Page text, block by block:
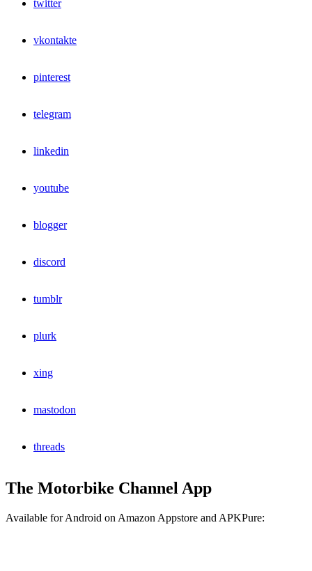
twitter
vkontakte
pinterest
telegram
linkedin
youtube
blogger
discord
tumblr
plurk
xing
mastodon
threads
The Motorbike Channel App
Available for Android on Amazon Appstore and APKPure: